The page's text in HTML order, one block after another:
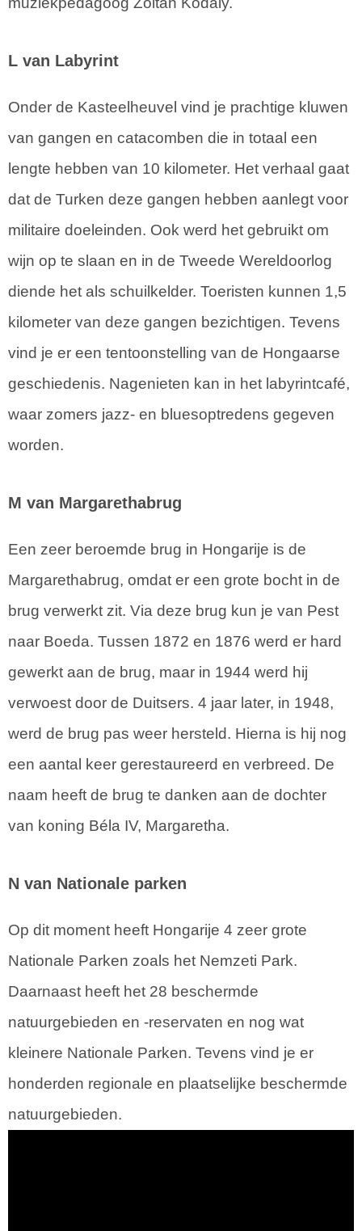
L van Labyrint
Onder de Kasteelheuvel vind je prachtige kluwen
van gangen en catacomben die in totaal een
lengte hebben van 10 kilometer. Het verhaal gaat
dat de Turken deze gangen hebben aanlegt voor
militaire doeleinden. Ook werd het gebruikt om
wijn op te slaan en in de Tweede Wereldoorlog
diende het als schuilkelder. Toeristen kunnen 1,5
kilometer van deze gangen bezichtigen. Tevens
vind je er een tentoonstelling van de Hongaarse
geschiedenis. Nagenieten kan in het labyrintcafé,
waar zomers jazz- en bluesoptredens gegeven
worden.
M van Margarethabrug
Een zeer beroemde brug in Hongarije is de
Margarethabrug, omdat er een grote bocht in de
brug verwerkt zit. Via deze brug kun je van Pest
naar Boeda. Tussen 1872 en 1876 werd er hard
gewerkt aan de brug, maar in 1944 werd hij
verwoest door de Duitsers. 4 jaar later, in 1948,
werd de brug pas weer hersteld. Hierna is hij nog
een aantal keer gerestaureerd en verbreed. De
naam heeft de brug te danken aan de dochter
van koning Béla IV, Margaretha.
N van Nationale parken
Op dit moment heeft Hongarije 4 zeer grote
Nationale Parken zoals het Nemzeti Park.
Daarnaast heeft het 28 beschermde
natuurgebieden en -reservaten en nog wat
kleinere Nationale Parken. Tevens vind je er
honderden regionale en plaatselijke beschermde
natuurgebieden.